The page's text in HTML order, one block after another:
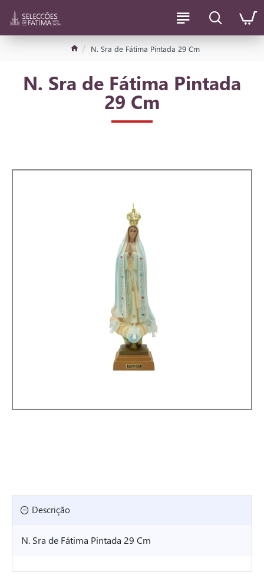
N. Sra de Fátima Pintada 29 Cm
N. Sra de Fátima Pintada
29 Cm
Descrição
N. Sra de Fátima Pintada 29 Cm